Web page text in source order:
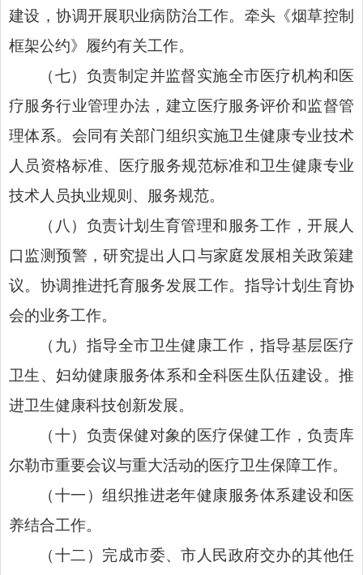
建设，协调开展职业病防治工作。牵头《烟草控制
框架公约》履约有关工作。
（七）负责制定并监督实施全市医疗机构和医
疗服务行业管理办法，建立医疗服务评价和监督管
理体系。会同有关部门组织实施卫生健康专业技术
人员资格标准、医疗服务规范标准和卫生健康专业
技术人员执业规则、服务规范。
（八）负责计划生育管理和服务工作，开展人
口监测预警，研究提出人口与家庭发展相关政策建
议。协调推进托育服务发展工作。指导计划生育协
会的业务工作。
（九）指导全市卫生健康工作，指导基层医疗
卫生、妇幼健康服务体系和全科医生队伍建设。推
进卫生健康科技创新发展。
（十）负责保健对象的医疗保健工作，负责库
尔勒市重要会议与重大活动的医疗卫生保障工作。
（十一）组织推进老年健康服务体系建设和医
养结合工作。
（十二）完成市委、市人民政府交办的其他任